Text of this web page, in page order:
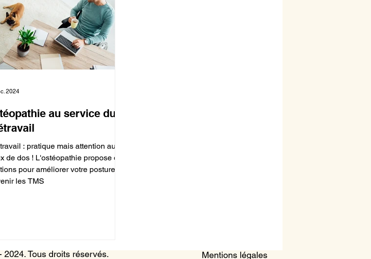
au service du
: pratique mais attention aux
de dos ! L'ostéopathie propose des
pour améliorer votre posture et
les TMS
2024
2024. Tous droits réservés. Mentions légales